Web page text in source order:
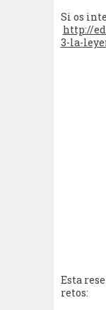
Si os
http://
3-la-
Esta
retos: